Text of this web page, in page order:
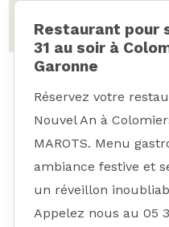
Restaurant pour
31 au soir à
Garonne
Réservez votre
Nouvel An à
MAROTS. Menu
ambiance festive et
un réveillon
Appelez nous au 05